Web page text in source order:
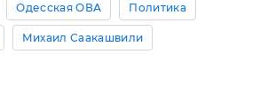
Одесская ОВА Политика
Михаил Саакашвили